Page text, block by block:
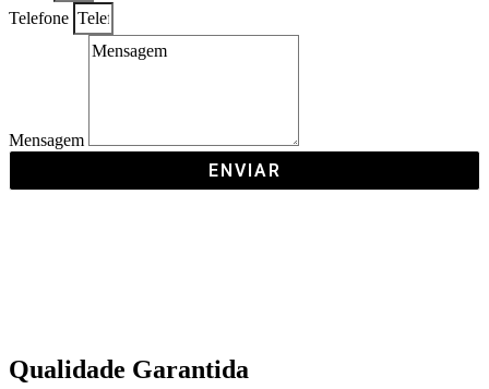
Telefone
Mensagem
ENVIAR
Qualidade Garantida